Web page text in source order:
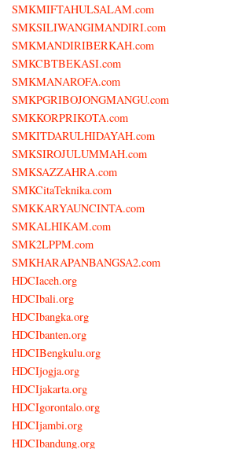
SMKMIFTAHULSALAM.com
SMKSILIWANGIMANDIRI.com
SMKMANDIRIBERKAH.com
SMKCBTBEKASI.com
SMKMANAROFA.com
SMKPGRIBOJONGMANGU.com
SMKKORPRIKOTA.com
SMKITDARULHIDAYAH.com
SMKSIROJULUMMAH.com
SMKSAZZAHRA.com
SMKCitaTeknika.com
SMKKARYAUNCINTA.com
SMKALHIKAM.com
SMK2LPPM.com
SMKHARAPANBANGSA2.com
HDCIaceh.org
HDCIbali.org
HDCIbangka.org
HDCIbanten.org
HDCIBengkulu.org
HDCIjogja.org
HDCIjakarta.org
HDCIgorontalo.org
HDCIjambi.org
HDCIbandung.org